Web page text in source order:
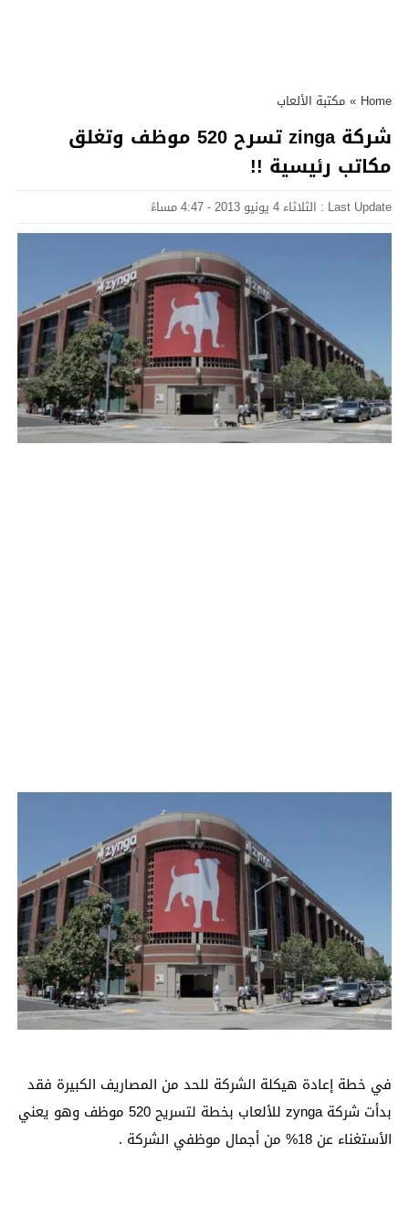
Home
» مكتبة الألعاب
شركة zinga تسرح 520 موظف وتغلق
مكاتب رئيسية !!
Last Update : الثلاثاء 4 يونيو 2013 - 4:47 مساءً
في خطة إعادة هيكلة الشركة للحد من المصاريف الكبيرة فقد
بدأت شركة zynga للألعاب بخطة لتسريح 520 موظف وهو يعني
الأستغناء عن 18% من أجمال موظفي الشركة .